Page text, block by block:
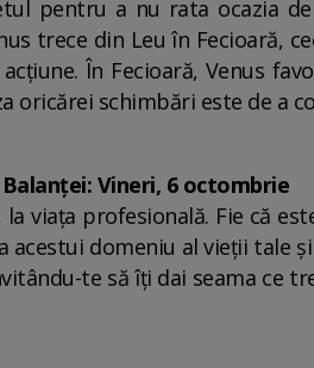
pentru a nu rata ocazia
trece din Leu în Fecioară,
În Fecioară, Venus
oricărei schimbări este de a
Vineri, 6 octombrie
viața profesională. Fie că
domeniu al vieții tale
te să îți dai seama ce